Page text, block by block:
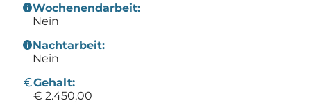
infoWochenendarbeit:
Nein
infoNachtarbeit:
Nein
EuroGehalt:
€ 2.450,00